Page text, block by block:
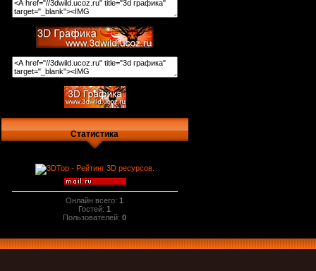
Статистика
Онлайн всего:1
Гостей:1
Пользователей:0